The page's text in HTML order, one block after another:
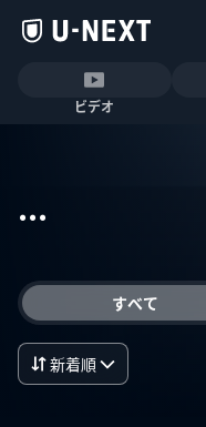
ビデオ
...
すべて
新着順